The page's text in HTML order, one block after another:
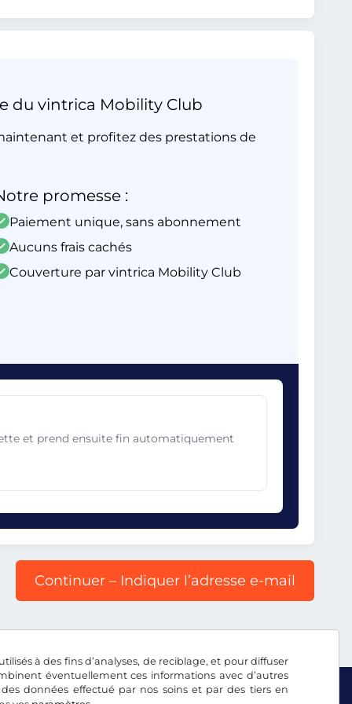
à des fins d’analyses, de reciblage, et pour diffuser
éventuellement ces informations avec d’autres
données effectué par nos soins et par des tiers en
du vintrica Mobility Club
et profitez des prestations de
promesse :
Paiement unique, sans abonnement
Aucuns frais cachés
Couverture par vintrica Mobility Club
et prend ensuite fin automatiquement
Continuer – Indiquer l’adresse e-mail